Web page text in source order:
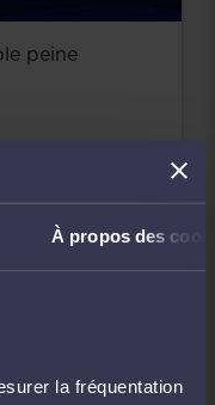
À propos des
la fréquentation
peine